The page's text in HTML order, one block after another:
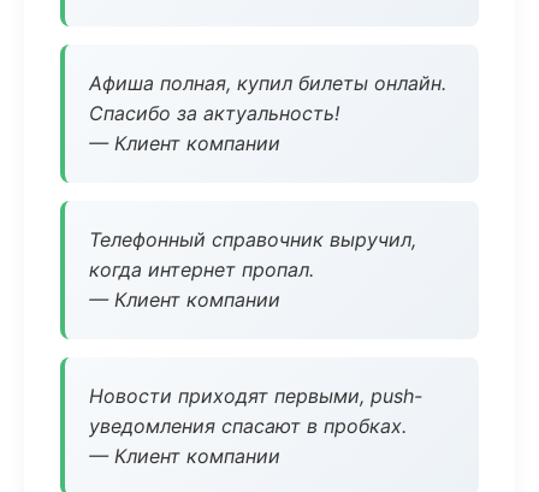
Афиша полная, купил билеты онлайн.
Спасибо за актуальность!
— Клиент компании
Телефонный справочник выручил,
когда интернет пропал.
— Клиент компании
Новости приходят первыми, push-
уведомления спасают в пробках.
— Клиент компании